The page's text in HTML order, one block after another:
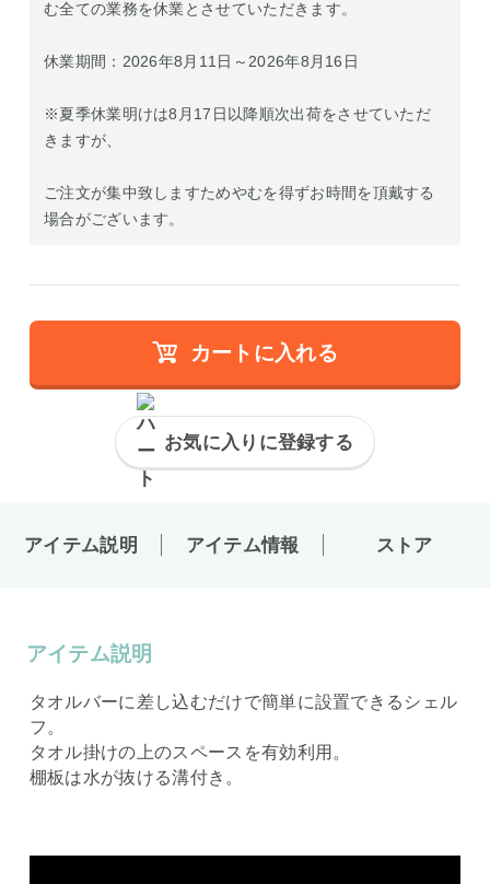
む全ての業務を休業とさせていただきます。
休業期間：2026年8月11日～2026年8月16日
※夏季休業明けは8月17日以降順次出荷をさせていただ
きますが、
ご注文が集中致しますためやむを得ずお時間を頂戴する
場合がございます。
カートに入れる
お気に入りに登録する
アイテム説明 アイテム情報 ストア
アイテム説明
タオルバーに差し込むだけで簡単に設置できるシェル
フ。
タオル掛けの上のスペースを有効利用。
棚板は水が抜ける溝付き。